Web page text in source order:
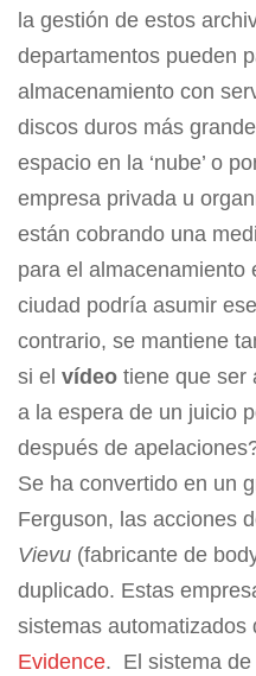
la gestión de estos
departamentos pueden
almacenamiento con
discos duros más
espacio en la ‘nube’ o
empresa privada u
están cobrando una
para el almacenamiento
ciudad podría asumir
contrario, se mantiene
si el vídeo tiene que ser
a la espera de un juicio
después de
Se ha convertido en un
Ferguson, las acciones
Vievu (fabricante de
duplicado. Estas
sistemas automatizados
Evidence. El sistema